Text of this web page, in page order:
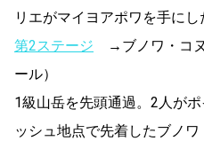
リエがマイヨアポワを手にし
第2ステージ →ブノワ・コヌ
ール）
1級山岳を先頭通過。2人が
ッシュ地点で先着したブノ